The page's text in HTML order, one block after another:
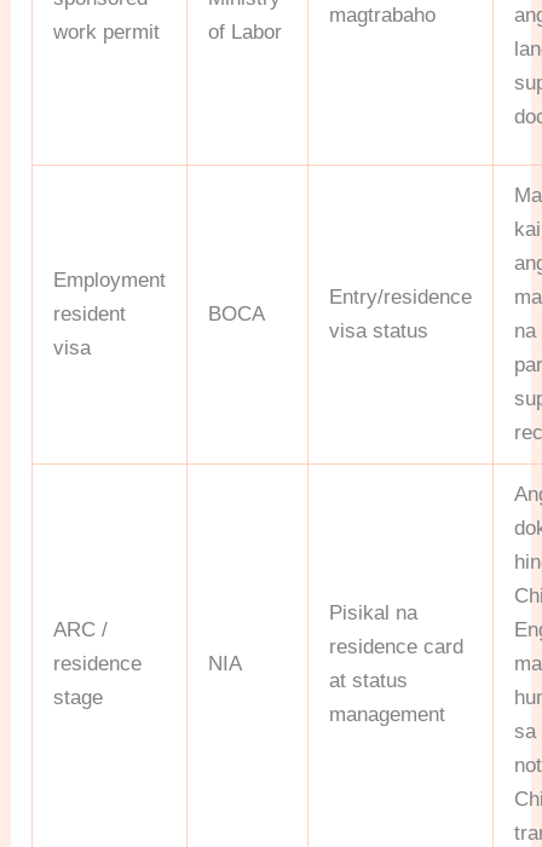
work permit
of Labor
magtrabaho
Employment
resident
visa
BOCA
Entry/residence
visa status
na
ARC /
residence
stage
NIA
Pisikal na
residence card
at status
management
sa